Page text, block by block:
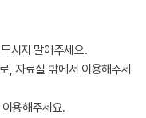
시지 말아주세요.
, 자료실 밖에서 이용해주세
용해주세요.